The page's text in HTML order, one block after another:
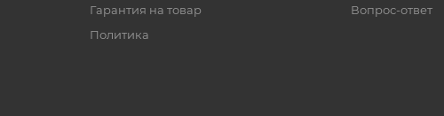
Гарантия на товар
Политика
Вопрос-ответ